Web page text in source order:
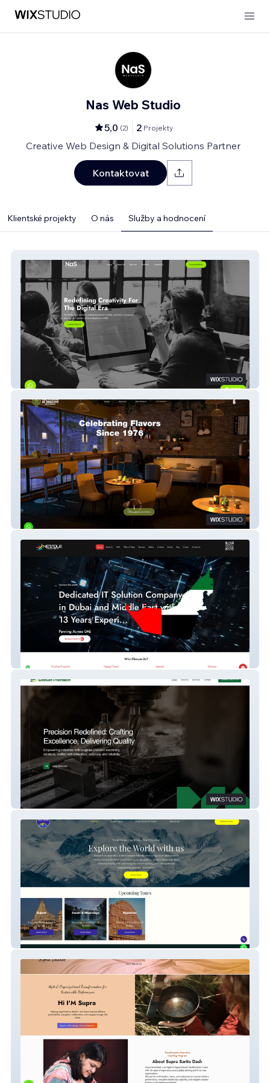
Nas Web Studio
5,0 (2) 2 Projekty
Creative Web Design & Digital Solutions Partner
Kontaktovat
Klientské projekty O nás Služby a hodnocení
NaS
Al Khuzama
Siddwinprecision
yolotours
Supra Bharat